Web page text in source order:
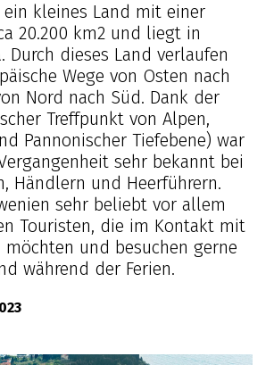
kleines Land mit einer
20.200 km2 und liegt in
Durch dieses Land verlaufen
Wege von Osten nach
Nord nach Süd. Dank der
Treffpunkt von Alpen,
Pannonischer Tiefebene) war
sehr bekannt bei
Händlern und Heerführern.
sehr beliebt vor allem
Touristen, die im Kontakt mit
und besuchen gerne
während der Ferien.